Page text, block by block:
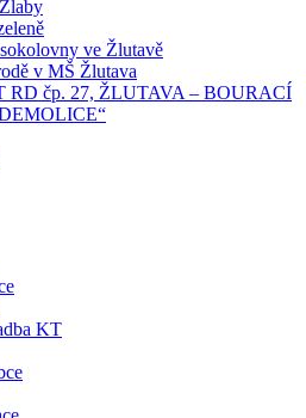
ve Žlutavě
v MŠ Žlutava
RD čp. 27, ŽLUTAVA – BOURACÍ
KT